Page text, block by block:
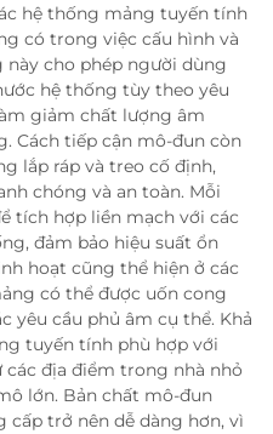
hệ thống mảng tuyến tính
có trong việc cấu hình và
này cho phép người dùng
hệ thống tùy theo yêu
giảm chất lượng âm
Cách tiếp cận mô-đun còn
lắp ráp và treo cố định,
chóng và an toàn. Mỗi
tích hợp liền mạch với các
đảm bảo hiệu suất ổn
hoạt cũng thể hiện ở các
có thể được uốn cong
yêu cầu phủ âm cụ thể. Khả
tuyến tính phù hợp với
địa điểm trong nhà nhỏ
lớn. Bản chất mô-đun
cấp trở nên dễ dàng hơn, vì